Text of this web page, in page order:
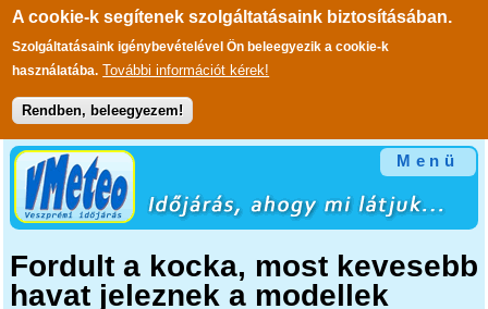
A cookie-k segítenek szolgáltatásaink biztosításában.
Szolgáltatásaink igénybevételével Ön beleegyezik a cookie-k
használatába. További információt kérek!
Rendben, beleegyezem!
Ugrás a tartalomra
Menü
Fordult a kocka, most kevesebb
havat jeleznek a modellek